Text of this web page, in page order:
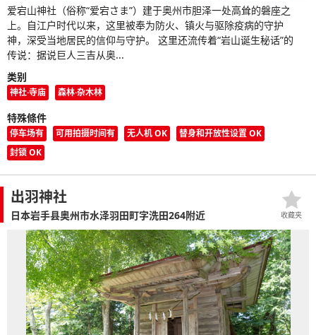
爱宕山神社（俗称“爱宕さま”）建于奥州市胆泽一处高耸的磐座之
上。自江户时代以来，这里被奉为防火、镇火与驱除疫病的守护
神，深受当地居民的信仰与守护。 这里还流传着“岩山诞生秘话”的
传说：据说巨人三吉从奥...
类别
神社·寺庙 森林·杂木林
特殊條件
停车场有 可用拍摄时间有 无人机 OK
替身和开放性设置 OK
封锁 OK
出羽神社
日本岩手县奥州市水泽羽田町字洗田264附近 收藏夹